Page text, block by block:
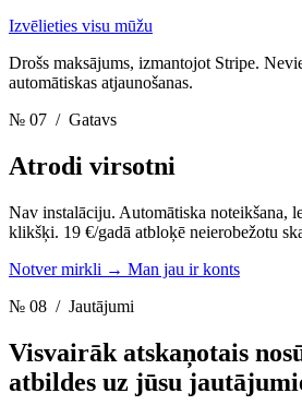
Izvēlieties visu mūžu
Drošs maksājums, izmantojot Stripe.
automātiskas atjaunošanas.
№ 07 / Gatavs
Atrodi virsotni
Nav instalāciju. Automātiska noteikšana,
klikšķi. 19 €/gadā atbloķē neierobežotu
Notver mirkli → Man jau ir konts
№ 08 / Jautājumi
Visvairāk atskaņotais
atbildes uz jūsu